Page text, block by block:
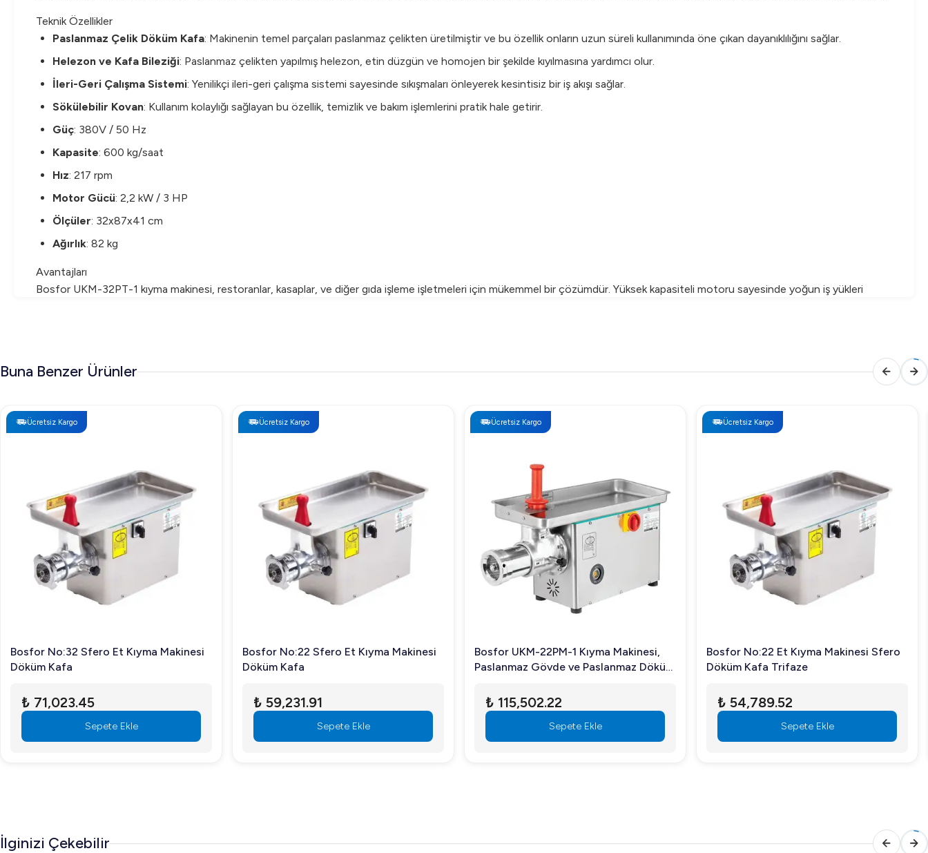
Teknik Özellikler
Paslanmaz Çelik Döküm Kafa: Makinenin temel parçaları paslanmaz çelikten üretilmiştir ve bu özellik onların uzun süreli kullanımında öne çıkan dayanıklılığını sağlar.
Helezon ve Kafa Bileziği: Paslanmaz çelikten yapılmış helezon, etin düzgün ve homojen bir şekilde kıyılmasına yardımcı olur.
İleri-Geri Çalışma Sistemi: Yenilikçi ileri-geri çalışma sistemi sayesinde sıkışmaları önleyerek kesintisiz bir iş akışı sağlar.
Sökülebilir Kovan: Kullanım kolaylığı sağlayan bu özellik, temizlik ve bakım işlemlerini pratik hale getirir.
Güç: 380V / 50 Hz
Kapasite: 600 kg/saat
Hız: 217 rpm
Motor Gücü: 2,2 kW / 3 HP
Ölçüler: 32x87x41 cm
Ağırlık: 82 kg
Avantajları
Bosfor UKM-32PT-1 kıyma makinesi, restoranlar, kasaplar, ve diğer gıda işleme işletmeleri için mükemmel bir çözümdür. Yüksek kapasiteli motoru sayesinde yoğun iş yükleri
Bosfor UKM-32PT-1 kıyma makinesi, kırmızı et ve beyaz et olmak üzere farklı et türlerinin işlenmesi için uygundur.
Makinenin temizliği nasıl yapılmalıdır?
Sökülebilir kovanı sayesinde makine parçaları kolaylıkla çıkarılıp, hijyenik bir şekilde temizlenebilir.
Bosfor markasının kıyma makineleri genellikle 2 yıl garanti kapsamındadır.
Bosfor UKM-32PT-1 kıyma makinesi ile endüstriyel mutfak operasyonlarınızı güçlendirin ve et işleme sürecinizi maksimum verimlilikle gerçekleştirin. Şimdi Arıgastro'dan sipariş
verin, kalitenin farkını yaşayın!
Buna Benzer Ürünler
Ücretsiz Kargo
Bosfor No:32 Sfero Et Kıyma Makinesi
Döküm Kafa
₺ 71,023.45
Sepete Ekle
Ücretsiz Kargo
Bosfor No:22 Sfero Et Kıyma Makinesi
Döküm Kafa
₺ 59,231.91
Sepete Ekle
Ücretsiz Kargo
Bosfor UKM-22PM-1 Kıyma Makinesi,
Paslanmaz Gövde ve Paslanmaz Döküm
₺ 115,502.22
Sepete Ekle
Ücretsiz Kargo
Bosfor No:22 Et Kıyma Makinesi Sfero
Döküm Kafa Trifaze
₺ 54,789.52
Sepete Ekle
İlginizi Çekebilir